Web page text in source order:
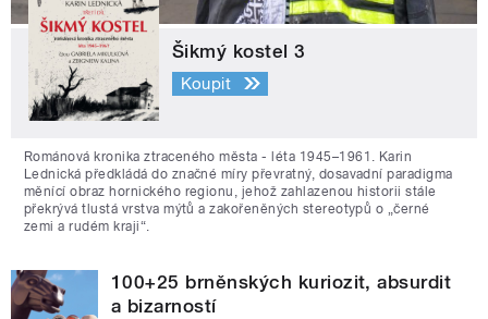
Šikmý kostel 3
Koupit
Románová kronika ztraceného města - léta 1945–1961. Karin
Lednická předkládá do značné míry převratný, dosavadní paradigma
měnící obraz hornického regionu, jehož zahlazenou historii stále
překrývá tlustá vrstva mýtů a zakořeněných stereotypů o „černé
zemi a rudém kraji“.
100+25 brněnských kuriozit, absurdit
a bizarností